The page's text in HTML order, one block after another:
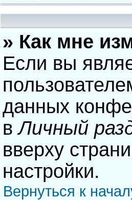
» Как мне
Если вы
данных
вЛичный
вверху
настройки.
Вернуться к